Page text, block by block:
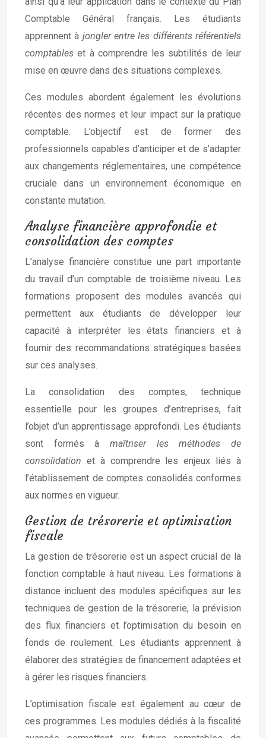
Comptable Général français. Les étudiants
apprennent à jongler entre les différents référentiels
comptableset à comprendre les subtilités de leur
mise en œuvre dans des situations complexes.
Ces modules abordent également les évolutions
récentes des normes et leur impact sur la pratique
comptable. L’objectif est de former des
professionnels capables d’anticiper et de s’adapter
aux changements réglementaires, une compétence
cruciale dans un environnement économique en
constante mutation.
Analyse financière approfondie et
consolidation des comptes
L’analyse financière constitue une part importante
du travail d’un comptable de troisième niveau. Les
formations proposent des modules avancés qui
permettent aux étudiants de développer leur
capacité à interpréter les états financiers et à
fournir des recommandations stratégiques basées
sur ces analyses.
La consolidation des comptes, technique
essentielle pour les groupes d’entreprises, fait
l’objet d’un apprentissage approfondi. Les étudiants
sont formés à maîtriser les méthodes de
consolidation et à comprendre les enjeux liés à
l’établissement de comptes consolidés conformes
aux normes en vigueur.
Gestion de trésorerie et optimisation
fiscale
La gestion de trésorerie est un aspect crucial de la
fonction comptable à haut niveau. Les formations à
distance incluent des modules spécifiques sur les
techniques de gestion de la trésorerie, la prévision
des flux financiers et l’optimisation du besoin en
fonds de roulement. Les étudiants apprennent à
élaborer des stratégies de financement adaptées et
à gérer les risques financiers.
L’optimisation fiscale est également au cœur de
ces programmes. Les modules dédiés à la fiscalité